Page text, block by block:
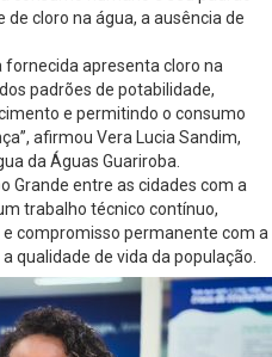
cloro na água, a ausência de
fornecida apresenta cloro na
padrões de potabilidade,
e permitindo o consumo
afirmou Vera Lucia Sandim,
da Águas Guariroba.
Grande entre as cidades com a
trabalho técnico contínuo,
compromisso permanente com a
qualidade de vida da população.